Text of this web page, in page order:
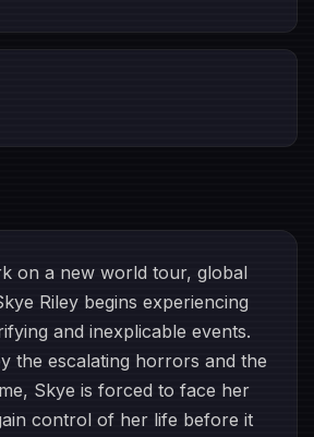
on a new world tour, global
Riley begins experiencing
and inexplicable events.
the escalating horrors and the
Skye is forced to face her
control of her life before it